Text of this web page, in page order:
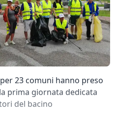
23 comuni hanno preso
prima giornata dedicata
del bacino